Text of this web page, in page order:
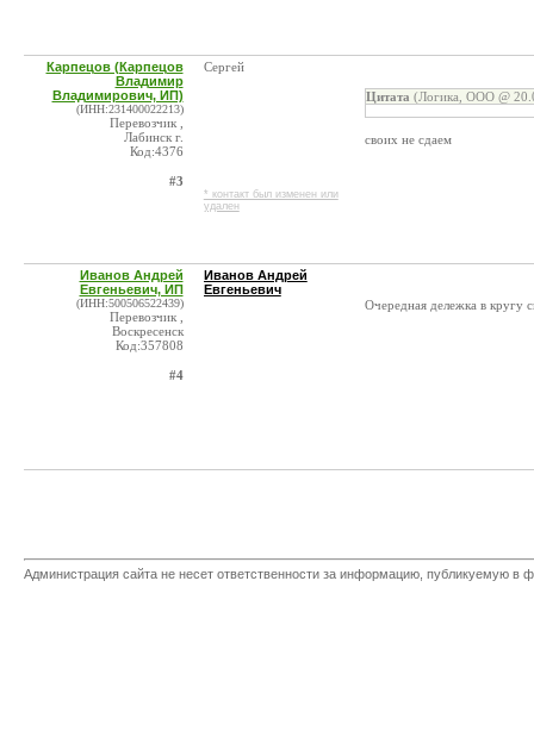
Карпецов (Карпецов
Владимир
Владимирович, ИП)
(ИНН:231400022213)
Перевозчик ,
Лабинск г.
Код:4376
#3
Сергей
* контакт был изменен или
удален
Цитата (Логика, ООО @
своих не сдаем
Иванов Андрей
Евгеньевич, ИП
(ИНН:500506522439)
Перевозчик ,
Воскресенск
Код:357808
#4
Иванов Андрей
Евгеньевич
Очередная дележка в кругу
Администрация сайта не несет ответственности за информацию, публикуемую